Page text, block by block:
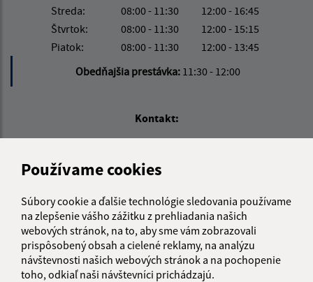
Používame cookies
Súbory cookie a ďalšie technológie sledovania používame
na zlepšenie vášho zážitku z prehliadania našich
webových stránok, na to, aby sme vám zobrazovali
prispôsobený obsah a cielené reklamy, na analýzu
návštevnosti našich webových stránok a na pochopenie
toho, odkiaľ naši návštevníci prichádzajú.
Streda:
08:00 - 11:30
12:00 - 16:45
Štvrtok:
08:00 - 11:30
12:00 - 15:15
Piatok:
08:00 - 11:30
12:00 - 13:45
Obedňajšia prestávka: 11:30 - 12:00
Kontakt:
Hruštín 468/2
029 52 Hruštín
info@hrustin.sk
+421 43 557 71 11
IČO: 00314501